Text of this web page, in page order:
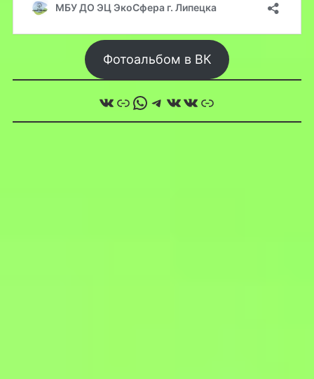
Фотоальбом в ВК
ВКонтакте
Ссылка
WhatsApp
Telegram
ВКонтакте
ВКонтакте
Ссылка